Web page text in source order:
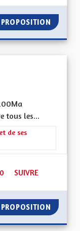
LA
tous les...
de ses
50 ABONNÉS
SUIVRE